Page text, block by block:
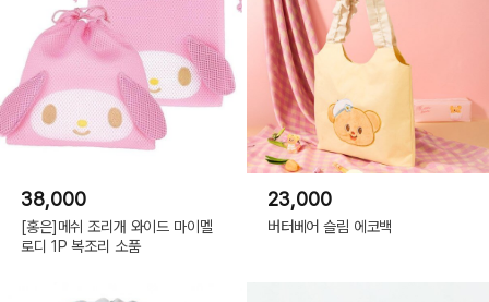
38,000
[홍은]메쉬 조리개 와이드 마이멜
로디 1P 복조리 소품
23,000
버터베어 슬림 에코백